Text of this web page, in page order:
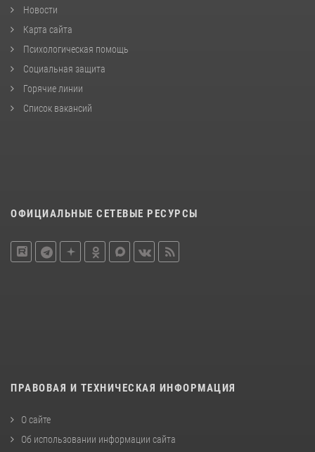
Новости
Карта сайта
Психологическая помощь
Социальная защита
Горячие линии
Список вакансий
ОФИЦИАЛЬНЫЕ СЕТЕВЫЕ РЕСУРСЫ
ПРАВОВАЯ И ТЕХНИЧЕСКАЯ ИНФОРМАЦИЯ
О сайте
Об использовании информации сайта